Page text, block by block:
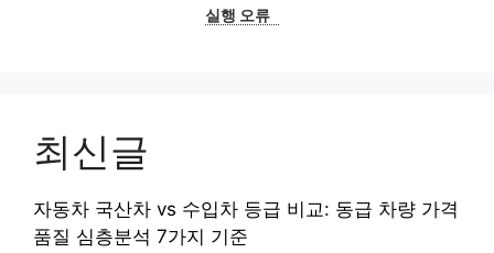
실행 오류
최신글
자동차 국산차 vs 수입차 등급 비교: 동급 차량 가격
품질 심층분석 7가지 기준